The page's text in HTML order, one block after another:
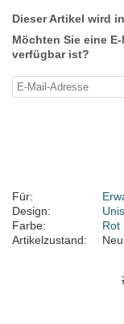
Dieser Artikel wird
Möchten Sie eine
verfügbar ist?
Für:
Design:
Farbe:
Rot
Artikelzustand: